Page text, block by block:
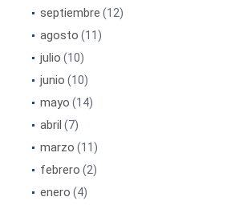
septiembre (12)
agosto (11)
julio (10)
junio (10)
mayo (14)
abril (7)
marzo (11)
febrero (2)
enero (4)